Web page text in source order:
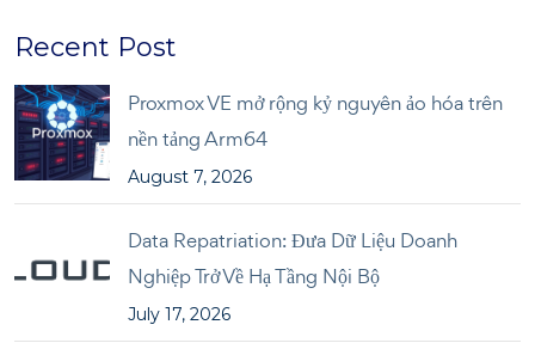
Recent Post
Proxmox VE mở rộng kỷ nguyên ảo hóa trên
nền tảng Arm64
August 7, 2026
Data Repatriation: Đưa Dữ Liệu Doanh
Nghiệp Trở Về Hạ Tầng Nội Bộ
July 17, 2026